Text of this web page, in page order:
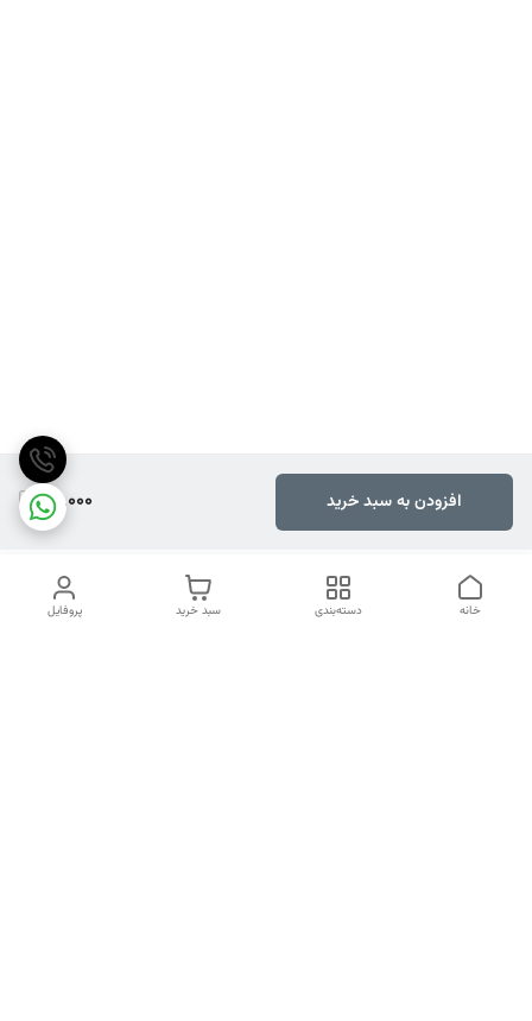
92,000 افزودن به سبد خرید
پروفایل سبد خرید دسته‌بندی خانه